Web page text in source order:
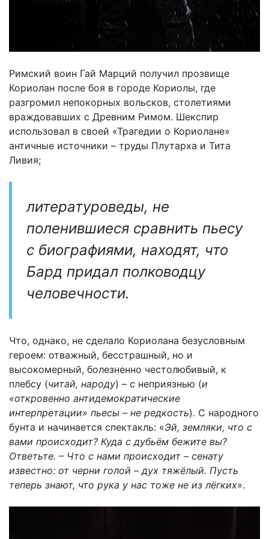
Римский воин Гай Марций получил прозвище
Кориолан после боя в городе Кориолы, где
разгромил непокорных вольсков, столетиями
враждовавших с Древним Римом. Шекспир
использовал в своей «Трагедии о Кориолане»
античные источники – труды Плутарха и Тита
Ливия;
литературоведы, не
поленившиеся сравнить пьесу
с биографиями, находят, что
Бард придал полководцу
человечности.
Что, однако, не сделало Кориолана безусловным
героем: отважный, бесстрашный, но и
высокомерный, болезненно честолюбивый, к
плебсу (читай, народу) – с неприязнью (и
«откровенно антидемократические
интерпретации» пьесы – не редкость). С народного
бунта и начинается спектакль: «Эй, земляки, что с
вами происходит? Куда с дубьём бежите вы?
Ответьте. – Что с нами происходит – сенату
известно: от черни голой – дух тяжёлый. Пусть
теперь знают, что рука у нас тоже не из лёгких».